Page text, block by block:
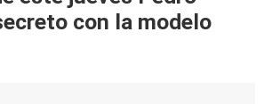
con la modelo